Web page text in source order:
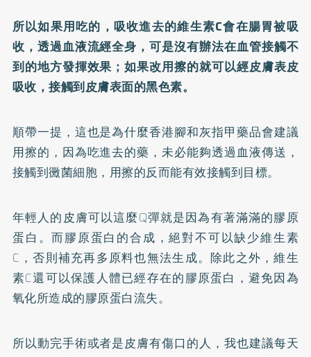
所以如果用吃的，吸收進去的維生素C會在腸胃被吸
收，透過血液流經全身，可是沒有辦法在血管接觸不
到的地方發揮效果；如果改用擦的就可以經皮膚表皮
吸收，接觸到皮膚表面的黑色素。
順帶一提，這也是為什麼香港腳和灰指甲藥品會建議
用擦的，因為吃進去的藥，未必能夠透過血液傳送，
接觸到黴菌細胞，用擦的反而能有效接觸到目標。
年輕人的皮膚可以這麼Q彈就是因為有著滿滿的膠原
蛋白。而膠原蛋白的合成，絕對不可以缺少維生素
C，否則補充再多原料也無法生成。除此之外，維生
素C還可以保護人體已經存在的膠原蛋白，避免因為
氧化所造成的膠原蛋白流失。
所以動完手術或者是皮膚有傷口的人，我也建議每天